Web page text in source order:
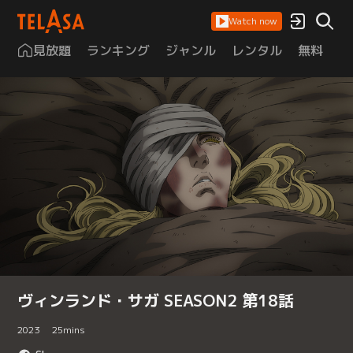
Watch now
見放題 ランキング ジャンル レンタル 無料
ヴィンランド・サガ SEASON2 第18話
2023 25mins